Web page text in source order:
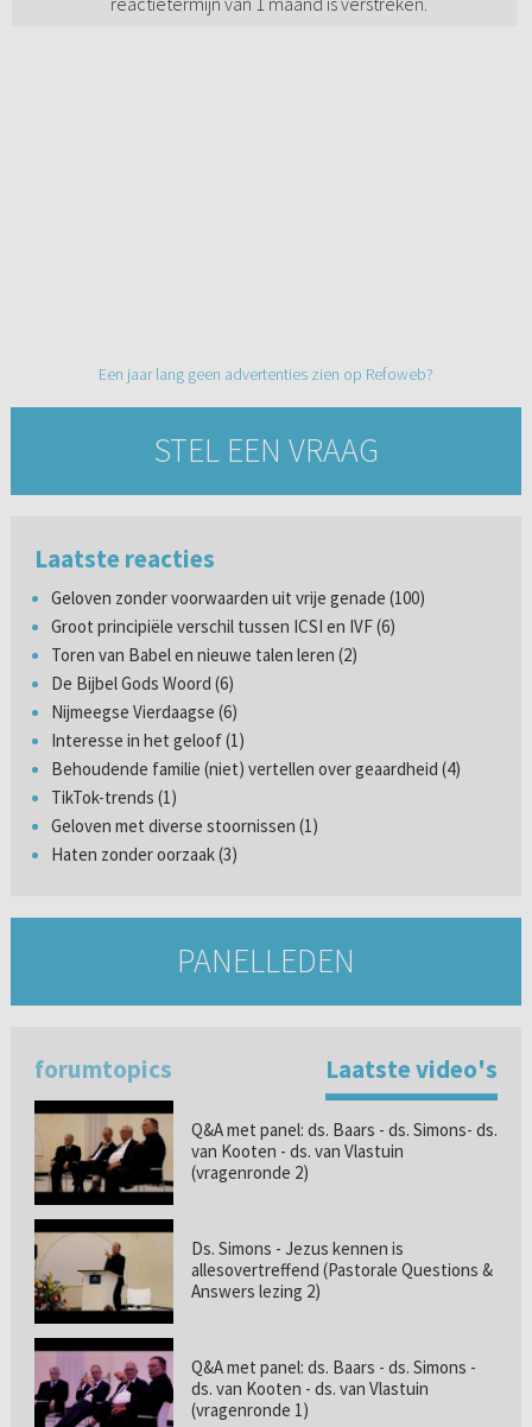
Een jaar lang geen advertenties zien op Refoweb?
STEL EEN VRAAG
Laatste reacties
Geloven zonder voorwaarden uit vrije genade (100)
Groot principiële verschil tussen ICSI en IVF (6)
Toren van Babel en nieuwe talen leren (2)
De Bijbel Gods Woord (6)
Nijmeegse Vierdaagse (6)
Interesse in het geloof (1)
Behoudende familie (niet) vertellen over geaardheid (4)
TikTok-trends (1)
Geloven met diverse stoornissen (1)
Haten zonder oorzaak (3)
PANELLEDEN
forumtopics Laatste video's
Q&A met panel: ds. Baars - ds. Simons- ds.
van Kooten - ds. van Vlastuin
(vragenronde 2)
Ds. Simons - Jezus kennen is
allesovertreffend (Pastorale Questions &
Answers lezing 2)
Q&A met panel: ds. Baars - ds. Simons -
ds. van Kooten - ds. van Vlastuin
(vragenronde 1)